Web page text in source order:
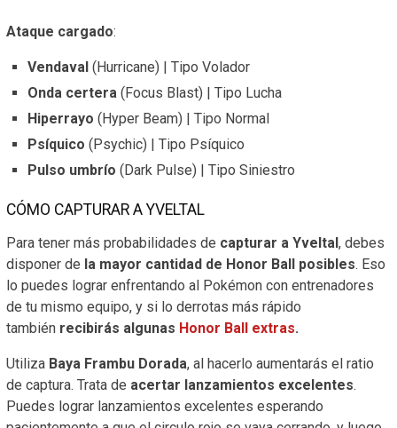
Ataque cargado:
Vendaval (Hurricane) | Tipo Volador
Onda certera (Focus Blast) | Tipo Lucha
Hiperrayo (Hyper Beam) | Tipo Normal
Psíquico (Psychic) | Tipo Psíquico
Pulso umbrío (Dark Pulse) | Tipo Siniestro
CÓMO CAPTURAR A YVELTAL
Para tener más probabilidades de capturar a Yveltal , debes
disponer de la mayor cantidad de Honor Ball posibles. Eso
lo puedes lograr enfrentando al Pokémon con entrenadores
de tu mismo equipo, y si lo derrotas más rápido
también recibirás algunas Honor Ball extras.
Utiliza Baya Frambu Dorada, al hacerlo aumentarás el ratio
de captura. Trata de acertar lanzamientos excelentes.
Puedes lograr lanzamientos excelentes esperando